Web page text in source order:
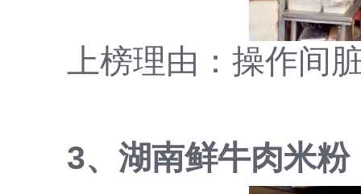
上榜理由：操作间
3、湖南鲜牛肉米粉